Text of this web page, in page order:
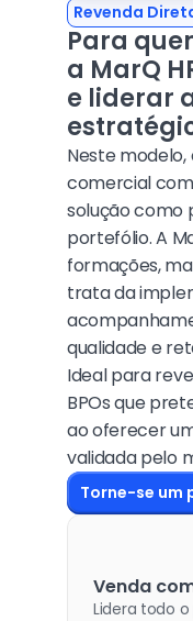
Revenda
Para
a MarQ
e liderar
Neste
comercial
solução como
portefólio. A
formações,
trata da
qualidade e
Ideal para
BPOs que
ao oferecer
validada pelo
Torne-se um
Venda
Lidera todo